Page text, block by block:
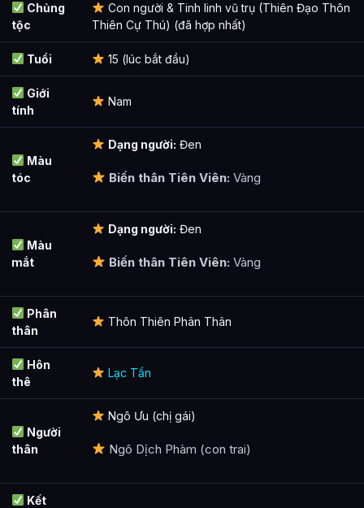
Chủng
tộc
Con người & Tinh linh vũ trụ (Thiên Đạo Thôn
Thiên Cự Thú) (đã hợp nhất)
Tuổi 15 (lúc bắt đầu)
Giới
tính
Nam
Màu
tóc
Dạng người: Đen
Biến thân Tiên Viên: Vàng
Màu
mắt
Dạng người: Đen
Biến thân Tiên Viên: Vàng
Phân
thân
Thôn Thiên Phân Thân
Hôn
thê
Lạc Tần
Người
thân
Ngô Ưu (chị gái)
Ngô Dịch Phàm (con trai)
Kết